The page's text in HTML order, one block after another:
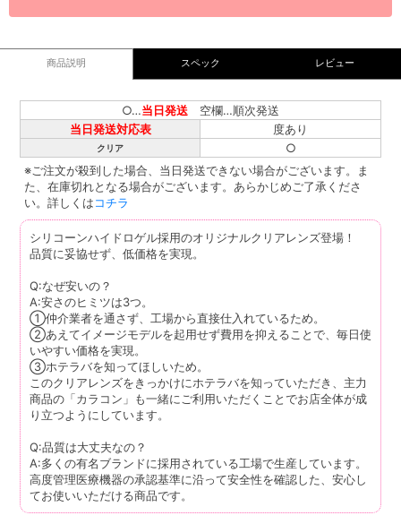
商品説明 スペック レビュー
○…当日発送 空欄…順次発送
当日発送対応表
度あり
クリア
○
※ご注文が殺到した場合、当日発送できない場合がございます。ま
た、在庫切れとなる場合がございます。あらかじめご了承くださ
い。詳しくはコチラ
シリコーンハイドロゲル採用のオリジナルクリアレンズ登場！
品質に妥協せず、低価格を実現。
Q:なぜ安いの？
A:安さのヒミツは3つ。
①仲介業者を通さず、工場から直接仕入れているため。
②あえてイメージモデルを起用せず費用を抑えることで、毎日使
いやすい価格を実現。
③ホテラバを知ってほしいため。
このクリアレンズをきっかけにホテラバを知っていただき、主力
商品の「カラコン」も一緒にご利用いただくことでお店全体が成
り立つようにしています。
Q:品質は大丈夫なの？
A:多くの有名ブランドに採用されている工場で生産しています。
高度管理医療機器の承認基準に沿って安全性を確認した、安心し
てお使いいただける商品です。